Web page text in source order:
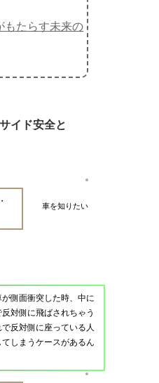
もたらす未来の
イド安全と
車を知りたい
側面衝突した時、中に
対側に飛ばされちゃう
反対側に座っている人
しまうケースがあるん